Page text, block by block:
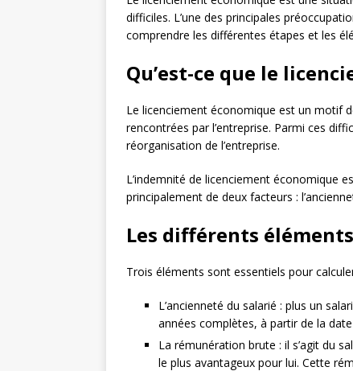
difficiles. L’une des principales
comprendre les différentes étapes et les
Qu’est-ce que le
Le licenciement économique est un motif
rencontrées par l’entreprise. Parmi ces
réorganisation de l’entreprise.
L’indemnité de licenciement économique
principalement de deux facteurs :
Les différents
Trois éléments sont essentiels pour
L’ancienneté du salarié : plus un
années complètes, à partir de la
La rémunération brute : il s’agit du
le plus avantageux pour lui. Cette